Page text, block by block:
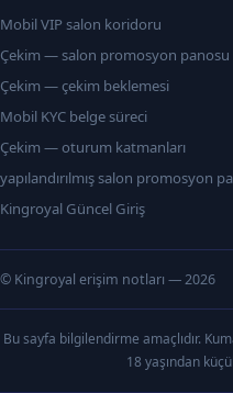
Mobil VIP salon koridoru
Çekim — salon promosyon panosu
Çekim — çekim beklemesi
Mobil KYC belge süreci
Çekim — oturum katmanları
yapılandırılmış salon promosyon
Kingroyal Güncel Giriş
© Kingroyal erişim notları — 2026
Bu sayfa bilgilendirme amaçlıdır.
18 yaşından